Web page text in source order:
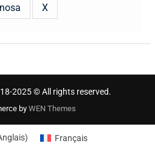
X
2025 © All rights reserved.
byWEN Themes
) Français